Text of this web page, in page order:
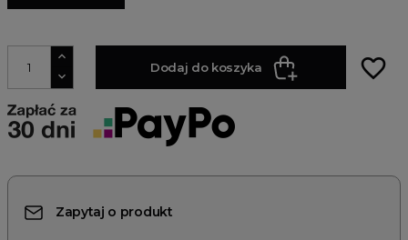
Dodaj do koszyka favorite_border
Zapytaj o produkt